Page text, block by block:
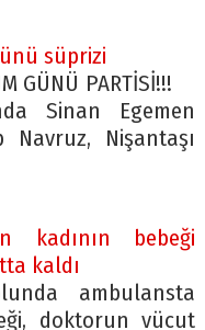
süprizi
GÜNÜ PARTİSİ!!!
Sinan Egemen
Nişantaşı
kadının bebeği
kaldı
ambulansta
doktorun vücut